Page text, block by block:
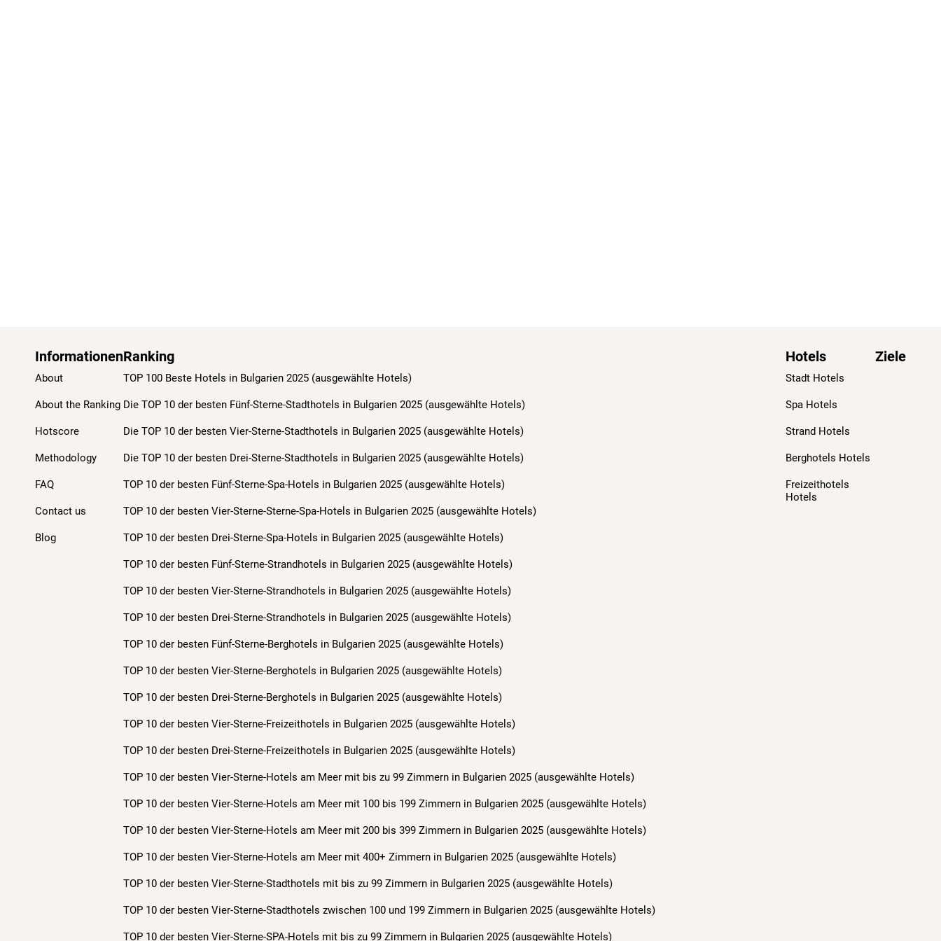
Informationen
About
About the Ranking
Hotscore
Methodology
FAQ
Contact us
Blog
Ranking
TOP 100 Beste Hotels in Bulgarien 2025 (ausgewählte Hotels)
Die TOP 10 der besten Fünf-Sterne-Stadthotels in Bulgarien 2025 (ausgewählte Hotels)
Die TOP 10 der besten Vier-Sterne-Stadthotels in Bulgarien 2025 (ausgewählte Hotels)
Die TOP 10 der besten Drei-Sterne-Stadthotels in Bulgarien 2025 (ausgewählte Hotels)
TOP 10 der besten Fünf-Sterne-Spa-Hotels in Bulgarien 2025 (ausgewählte Hotels)
TOP 10 der besten Vier-Sterne-Sterne-Spa-Hotels in Bulgarien 2025 (ausgewählte Hotels)
TOP 10 der besten Drei-Sterne-Spa-Hotels in Bulgarien 2025 (ausgewählte Hotels)
TOP 10 der besten Fünf-Sterne-Strandhotels in Bulgarien 2025 (ausgewählte Hotels)
TOP 10 der besten Vier-Sterne-Strandhotels in Bulgarien 2025 (ausgewählte Hotels)
TOP 10 der besten Drei-Sterne-Strandhotels in Bulgarien 2025 (ausgewählte Hotels)
TOP 10 der besten Fünf-Sterne-Berghotels in Bulgarien 2025 (ausgewählte Hotels)
TOP 10 der besten Vier-Sterne-Berghotels in Bulgarien 2025 (ausgewählte Hotels)
TOP 10 der besten Drei-Sterne-Berghotels in Bulgarien 2025 (ausgewählte Hotels)
TOP 10 der besten Vier-Sterne-Freizeithotels in Bulgarien 2025 (ausgewählte Hotels)
TOP 10 der besten Drei-Sterne-Freizeithotels in Bulgarien 2025 (ausgewählte Hotels)
TOP 10 der besten Vier-Sterne-Hotels am Meer mit bis zu 99 Zimmern in Bulgarien 2025 (ausgewählte Hotels)
TOP 10 der besten Vier-Sterne-Hotels am Meer mit 100 bis 199 Zimmern in Bulgarien 2025 (ausgewählte Hotels)
TOP 10 der besten Vier-Sterne-Hotels am Meer mit 200 bis 399 Zimmern in Bulgarien 2025 (ausgewählte Hotels)
TOP 10 der besten Vier-Sterne-Hotels am Meer mit 400+ Zimmern in Bulgarien 2025 (ausgewählte Hotels)
TOP 10 der besten Vier-Sterne-Stadthotels mit bis zu 99 Zimmern in Bulgarien 2025 (ausgewählte Hotels)
TOP 10 der besten Vier-Sterne-Stadthotels zwischen 100 und 199 Zimmern in Bulgarien 2025 (ausgewählte Hotels)
TOP 10 der besten Vier-Sterne-SPA-Hotels mit bis zu 99 Zimmern in Bulgarien 2025 (ausgewählte Hotels)
Hotels
Stadt Hotels
Spa Hotels
Strand Hotels
Berghotels Hotels
Freizeithotels
Hotels
Ziele